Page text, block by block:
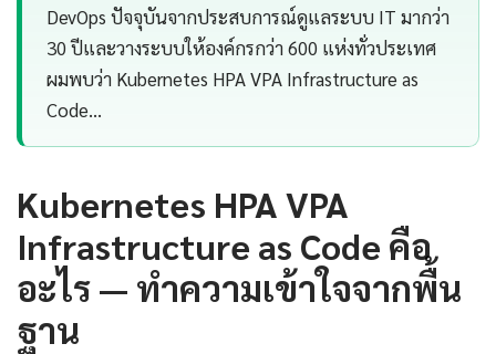
DevOps ปัจจุบันจากประสบการณ์ดูแลระบบ IT มากว่า
30 ปีและวางระบบให้องค์กรกว่า 600 แห่งทั่วประเทศ
ผมพบว่า Kubernetes HPA VPA Infrastructure as
Code…
Kubernetes HPA VPA
Infrastructure as Code คือ
อะไร — ทำความเข้าใจจากพื้น
ฐาน